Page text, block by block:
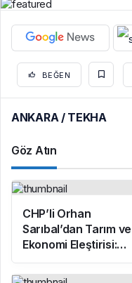
BEĞEN
ANKARA / TEKHA
Göz Atın
CHP’li Orhan
Sarıbal’dan Tarım ve
Ekonomi Eleştirisi:
Çiftçi Kaderiyle Baş
Başa Kaldı